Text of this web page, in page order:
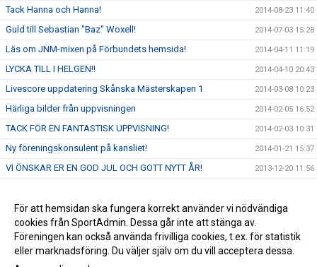
Tack Hanna och Hanna! 2014-08-23 11:40
Guld till Sebastian "Baz" Woxell! 2014-07-03 15:28
Läs om JNM-mixen på Förbundets hemsida! 2014-04-11 11:19
LYCKA TILL I HELGEN!! 2014-04-10 20:43
Livescore uppdatering Skånska Mästerskapen 1 2014-03-08 10:23
Härliga bilder från uppvisningen 2014-02-05 16:52
TACK FÖR EN FANTASTISK UPPVISNING! 2014-02-03 10:31
Ny föreningskonsulent på kansliet! 2014-01-21 15:37
VI ÖNSKAR ER EN GOD JUL OCH GOTT NYTT ÅR! 2013-12-20 11:56
Ny landslagstränare för mixed - vår Ola! 2013-10-29 15:13
Inspirationskväll för pojkar födda 2008-2005! 2013-09-19 09:56
För att hemsidan ska fungera korrekt använder vi nödvändiga
cookies från SportAdmin. Dessa går inte att stänga av.
Föreningen kan också använda frivilliga cookies, t.ex. för statistik
eller marknadsföring. Du väljer själv om du vill acceptera dessa.